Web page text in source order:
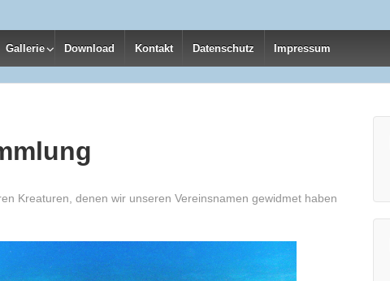
Gallerie Download Kontakt Datenschutz Impressum
Kreaturen, denen wir unseren Vereinsnamen gewidmet haben